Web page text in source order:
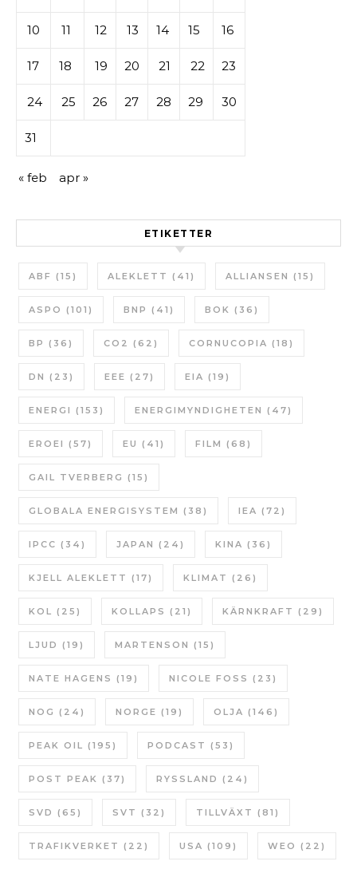
10 11 12 13 14 15 16
17 18 19 20 21 22 23
24 25 26 27 28 29 30
31
« feb apr »
ETIKETTER
ABF (15) ALEKLETT (41) ALLIANSEN (15)
ASPO (101) BNP (41) BOK (36)
BP (36) CO2 (62) CORNUCOPIA (18)
DN (23) EEE (27) EIA (19)
ENERGI (153) ENERGIMYNDIGHETEN (47)
EROEI (57) EU (41) FILM (68)
GAIL TVERBERG (15)
GLOBALA ENERGISYSTEM (38) IEA (72)
IPCC (34) JAPAN (24) KINA (36)
KJELL ALEKLETT (17) KLIMAT (26)
KOL (25) KOLLAPS (21) KÄRNKRAFT (29)
LJUD (19) MARTENSON (15)
NATE HAGENS (19) NICOLE FOSS (23)
NOG (24) NORGE (19) OLJA (146)
PEAK OIL (195) PODCAST (53)
POST PEAK (37) RYSSLAND (24)
SVD (65) SVT (32) TILLVÄXT (81)
TRAFIKVERKET (22) USA (109) WEO (22)